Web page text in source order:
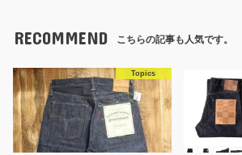
RECOMMEND こちらの記事も人気です。
Topics